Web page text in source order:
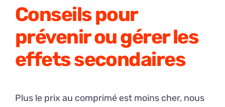
Conseils pour
prévenir ou gérer les
effets secondaires
Plus le prix au comprimé est moins cher, nous